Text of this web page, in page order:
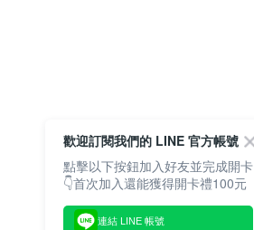
歡迎訂閱我們的 LINE 官方帳號
點擊以下按鈕加入好友並完成開卡
👇首次加入還能獲得開卡禮100元
連結 LINE 帳號